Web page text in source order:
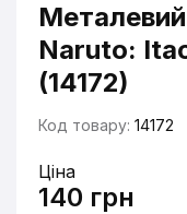
Металевий
Naruto:
(14172)
Код товару: 14172
Ціна
140 грн